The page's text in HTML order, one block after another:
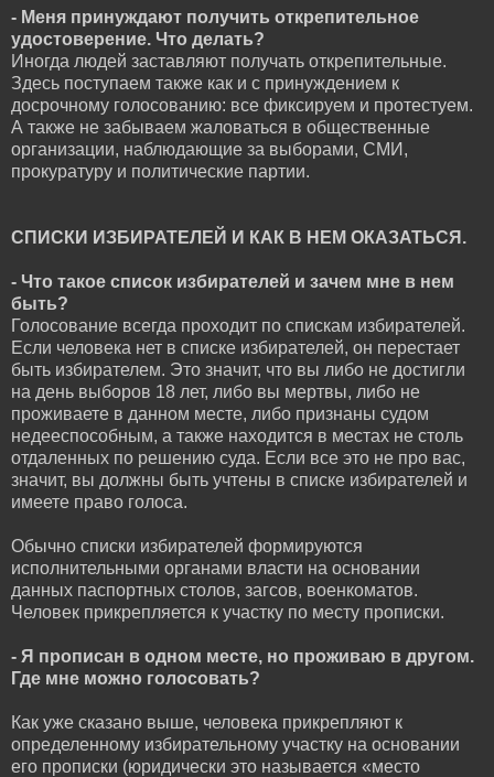
- Меня принуждают получить открепительное
удостоверение. Что делать?
Иногда людей заставляют получать открепительные.
Здесь поступаем также как и с принуждением к
досрочному голосованию: все фиксируем и протестуем.
А также не забываем жаловаться в общественные
организации, наблюдающие за выборами, СМИ,
прокуратуру и политические партии.
СПИСКИ ИЗБИРАТЕЛЕЙ И КАК В НЕМ ОКАЗАТЬСЯ.
- Что такое список избирателей и зачем мне в нем
быть?
Голосование всегда проходит по спискам избирателей.
Если человека нет в списке избирателей, он перестает
быть избирателем. Это значит, что вы либо не достигли
на день выборов 18 лет, либо вы мертвы, либо не
проживаете в данном месте, либо признаны судом
недееспособным, а также находится в местах не столь
отдаленных по решению суда. Если все это не про вас,
значит, вы должны быть учтены в списке избирателей и
имеете право голоса.
Обычно списки избирателей формируются
исполнительными органами власти на основании
данных паспортных столов, загсов, военкоматов.
Человек прикрепляется к участку по месту прописки.
- Я прописан в одном месте, но проживаю в другом.
Где мне можно голосовать?
Как уже сказано выше, человека прикрепляют к
определенному избирательному участку на основании
его прописки (юридически это называется «место